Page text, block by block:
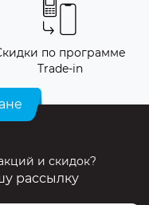
по программе
Trade-in
и скидок?
рассылку